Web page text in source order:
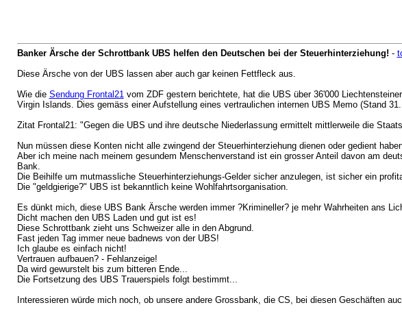
Banker Ärsche der Schrottbank UBS helfen den Deutschen bei der Steuerhinterziehung! -
Diese Ärsche von der UBS lassen aber auch gar keinen Fettfleck aus.
Wie die Sendung Frontal21vom ZDF gestern berichtete, hat die UBS über 36'000
Virgin Islands. Dies gemäss einer Aufstellung eines vertraulichen internen UBS Memo (Stand
Zitat Frontal21: "Gegen die UBS und ihre deutsche Niederlassung ermittelt mittlerweile die
Nun müssen diese Konten nicht alle zwingend der Steuerhinterziehung dienen oder gedient
Aber ich meine nach meinem gesundem Menschenverstand ist ein grosser Anteil davon am
Bank.
Die Beihilfe um mutmassliche Steuerhinterziehungs-Gelder sicher anzulegen, ist sicher ein
Die "geldgierige?" UBS ist bekanntlich keine Wohlfahrtsorganisation.
Es dünkt mich, diese UBS Bank Ärsche werden immer ?Krimineller? je mehr Wahrheiten ans
Dicht machen den UBS Laden und gut ist es!
Diese Schrottbank zieht uns Schweizer alle in den Abgrund.
Fast jeden Tag immer neue badnews von der UBS!
Ich glaube es einfach nicht!
Vertrauen aufbauen? - Fehlanzeige!
Da wird gewurstelt bis zum bitteren Ende...
Die Fortsetzung des UBS Trauerspiels folgt bestimmt...
Interessieren würde mich noch, ob unsere andere Grossbank, die CS, bei diesen Geschäften